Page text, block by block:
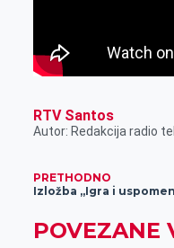
RTV Santos
Autor: Redakcija radio
PRETHODNO
POVEZANE